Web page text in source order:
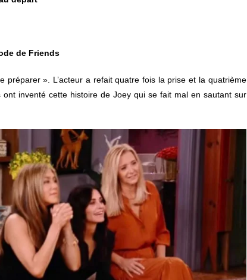
de Friends
préparer ». L’acteur a refait quatre fois la prise et la quatrième
ont inventé cette histoire de Joey qui se fait mal en sautant sur